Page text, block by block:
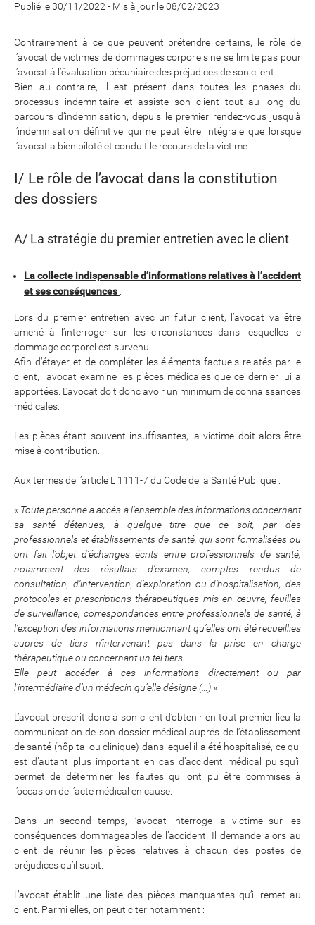
Publié le 30/11/2022 - Mis à jour le 08/02/2023
Contrairement à ce que peuvent prétendre certains, le rôle de
l’avocat de victimes de dommages corporels ne se limite pas pour
l’avocat à l’évaluation pécuniaire des préjudices de son client.
Bien au contraire, il est présent dans toutes les phases du
processus indemnitaire et assiste son client tout au long du
parcours d’indemnisation, depuis le premier rendez-vous jusqu’à
l’indemnisation définitive qui ne peut être intégrale que lorsque
l’avocat a bien piloté et conduit le recours de la victime.
I/ Le rôle de l’avocat dans la constitution
des dossiers
A/ La stratégie du premier entretien avec le client
La collecte indispensable d’informations relatives à l’accident
et ses conséquences:
Lors du premier entretien avec un futur client, l’avocat va être
amené à l’interroger sur les circonstances dans lesquelles le
dommage corporel est survenu.
Afin d’étayer et de compléter les éléments factuels relatés par le
client, l’avocat examine les pièces médicales que ce dernier lui a
apportées. L’avocat doit donc avoir un minimum de connaissances
médicales.
Les pièces étant souvent insuffisantes, la victime doit alors être
mise à contribution.
Aux termes de l’article L 1111-7 du Code de la Santé Publique :
« Toute personne a accès à l’ensemble des informations concernant
sa santé détenues, à quelque titre que ce soit, par des
professionnels et établissements de santé, qui sont formalisées ou
ont fait l’objet d’échanges écrits entre professionnels de santé,
notamment des résultats d’examen, comptes rendus de
consultation, d’intervention, d’exploration ou d’hospitalisation, des
protocoles et prescriptions thérapeutiques mis en œuvre, feuilles
de surveillance, correspondances entre professionnels de santé, à
l’exception des informations mentionnant qu’elles ont été recueillies
auprès de tiers n’intervenant pas dans la prise en charge
thérapeutique ou concernant un tel tiers.
Elle peut accéder à ces informations directement ou par
l’intermédiaire d’un médecin qu’elle désigne (…) »
L’avocat prescrit donc à son client d’obtenir en tout premier lieu la
communication de son dossier médical auprès de l’établissement
de santé (hôpital ou clinique) dans lequel il a été hospitalisé, ce qui
est d’autant plus important en cas d’accident médical puisqu’il
permet de déterminer les fautes qui ont pu être commises à
l’occasion de l’acte médical en cause.
Dans un second temps, l’avocat interroge la victime sur les
conséquences dommageables de l’accident. Il demande alors au
client de réunir les pièces relatives à chacun des postes de
préjudices qu’il subit.
L’avocat établit une liste des pièces manquantes qu’il remet au
client. Parmi elles, on peut citer notamment :